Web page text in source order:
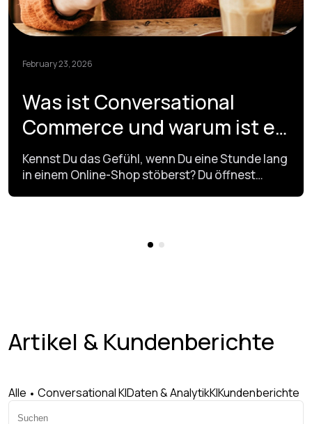
February 23, 2026
Was ist Conversational
Commerce und warum ist es
2026 wichtig?
Kennst Du das Gefühl, wenn Du eine Stunde lang
in einem Online-Shop stöberst? Du öffnest
bekanntes Meme mit einer müden Bulldogge
Artikel & Kundenberichte
Alle Conversational KIDaten & AnalytikKIKundenberichte